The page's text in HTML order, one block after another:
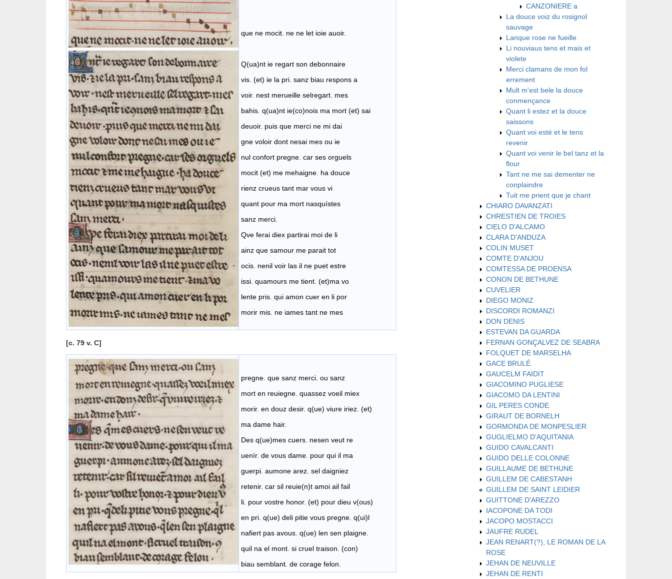
que ne mocit. ne ne let ioie auoir.
Q(ua)nt ie regart son debonnaire
vis. (et) ie la pri. sanz biau respons a
voir. nest merueille selregart. mes
bahis. q(ua)nt ie(co)nois ma mort (et) sai
deuoir. puis que merci ne mi dai
gne voloir dont nesai mes ou ie
nul confort pregne. car ses orguels
mocit (et) me mehaigne. ha douce
rienz crueus tant mar vous vi
quant pour ma mort nasquístes
sanz merci.
Qve ferai diex partirai moi de li
ainz que samour me parait tot
ocis. nenil voir las il ne puet estre
issi. quamours me tient. (et)ma vo
lente pris. qui amon cuer en li por
morir mis. ne iames tant ne mes
[c. 79 v. C]
pregne. que sanz merci. ou sanz
mort en reuiegne. quassez voeil miex
morir. en douz desir. q(ue) viure iriez. (et)
ma dame hair.
Des q(ue)mes cuers. nesen veut re
uenír. de vous dame. pour qui il ma
guerpi. aumone arez. sel daigniez
retenir. car sil reuie(n)t amoi ail fail
li. pour vostre honor. (et) pour dieu v(ous)
en pri. q(ue) deli pitie vous pregne. q(ui)l
nafiert pas avous. q(ue) len sen plaigne.
quil na el mont. si cruel traison. (con)
biau semblant. de corage felon.
CANZONIERE a
La douce voiz du rosignol
sauvage
Lanque rose ne fueille
Li nouviaus tens et mais et
violete
Merci clamans de mon fol
errement
Mult m'est bele la douce
conmençance
Quant li estez et la douce
saissons
Quant voi esté et le tens
revenir
Quant voi venir le bel tanz et la
flour
Tant ne me sai dementer ne
conplaindre
Tuit me prient que je chant
CHIARO DAVANZATI
CHRESTIEN DE TROIES
CIELO D'ALCAMO
CLARA D'ANDUZA
COLIN MUSET
COMTE D'ANJOU
COMTESSA DE PROENSA
CONON DE BETHUNE
CUVELIER
DIEGO MONIZ
DISCORDI ROMANZI
DON DENIS
ESTEVAN DA GUARDA
FERNAN GONÇALVEZ DE SEABRA
FOLQUET DE MARSELHA
GACE BRULÉ
GAUCELM FAIDIT
GIACOMINO PUGLIESE
GIACOMO DA LENTINI
GIL PERES CONDE
GIRAUT DE BORNELH
GORMONDA DE MONPESLIER
GUGLIELMO D'AQUITANIA
GUIDO CAVALCANTI
GUIDO DELLE COLONNE
GUILLAUME DE BETHUNE
GUILLEM DE CABESTANH
GUILLEM DE SAINT LEIDIER
GUITTONE D'AREZZO
IACOPONE DA TODI
JACOPO MOSTACCI
JAUFRE RUDEL
JEAN RENART(?), LE ROMAN DE LA
ROSE
JEHAN DE NEUVILLE
JEHAN DE RENTI